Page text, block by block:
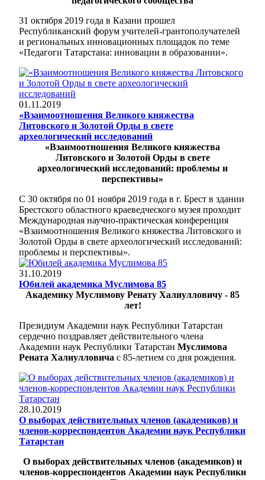
31 октября 2019 года в Казани прошел
Республиканский форум учителей-грантополучателей
и региональных инновационных площадок по теме
«Педагоги Татарстана: инновации в образовании».
01.11.2019
«Взаимоотношения Великого княжества
Литовского и Золотой Орды в свете
археологический исследований
«Взаимоотношения Великого княжества
Литовского и Золотой Орды в свете
археологический исследований: проблемы и
перспективы»
С 30 октября по 01 ноября 2019 года в г. Брест в здании
Брестского областного краеведческого музея проходит
Международная научно-практическая конференция
«Взаимоотношения Великого княжества Литовского и
Золотой Орды в свете археологический исследований:
проблемы и перспективы».
31.10.2019
Юбилей академика Муслимова 85
Академику Муслимову Ренату Халиулловичу - 85
лет!
Президиум Академии наук Республики Татарстан
сердечно поздравляет действительного члена
Академии наук Республики Татарстан Муслимова
Рената Халиулловича с 85-летием со дня рождения.
28.10.2019
О выборах действительных членов (академиков) и
членов-корреспондентов Академии наук Республики
Татарстан
О выборах действительных членов (академиков) и
членов-корреспондентов Академии наук Республики